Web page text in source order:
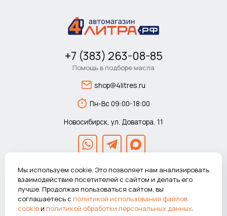
+7 (383) 263-08-85
Помощь в подборе масла
shop@4litres.ru
Пн-Вс 09:00-18:00
Новосибирск, ул. Доватора, 11
© 2026 Автомагазин 4литра.рф Все права защищены.
ВНИМАНИЕ! Указанные цены действуют только при покупке в
Мы используем cookie. Это позволяет нам анализировать
взаимодействие посетителей с сайтом и делать его
лучше. Продолжая пользоваться сайтом, вы
соглашаетесь с политикой использования файлов
cookieи политикой обработки персональных данных.